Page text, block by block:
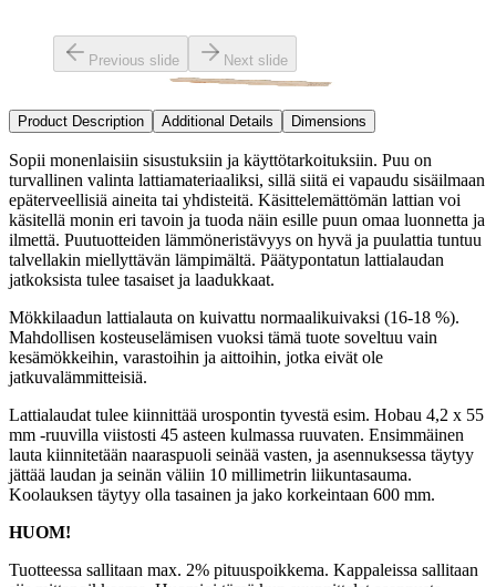
Previous slide Next slide
Product Description Additional Details Dimensions
Sopii monenlaisiin sisustuksiin ja käyttötarkoituksiin. Puu on
turvallinen valinta lattiamateriaaliksi, sillä siitä ei vapaudu sisäilmaan
epäterveellisiä aineita tai yhdisteitä. Käsittelemättömän lattian voi
käsitellä monin eri tavoin ja tuoda näin esille puun omaa luonnetta ja
ilmettä. Puutuotteiden lämmöneristävyys on hyvä ja puulattia tuntuu
talvellakin miellyttävän lämpimältä. Päätypontatun lattialaudan
jatkoksista tulee tasaiset ja laadukkaat.
Mökkilaadun lattialauta on kuivattu normaalikuivaksi (16-18 %).
Mahdollisen kosteuselämisen vuoksi tämä tuote soveltuu vain
kesämökkeihin, varastoihin ja aittoihin, jotka eivät ole
jatkuvalämmitteisiä.
Lattialaudat tulee kiinnittää urospontin tyvestä esim. Hobau 4,2 x 55
mm -ruuvilla viistosti 45 asteen kulmassa ruuvaten. Ensimmäinen
lauta kiinnitetään naaraspuoli seinää vasten, ja asennuksessa täytyy
jättää laudan ja seinän väliin 10 millimetrin liikuntasauma.
Koolauksen täytyy olla tasainen ja jako korkeintaan 600 mm.
HUOM!
Tuotteessa sallitaan max. 2% pituuspoikkema. Kappaleissa sallitaan